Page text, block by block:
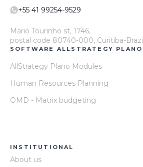
+55 41 99254-9529
Mario Tourinho st, 1746,
postal code 80740-000, Curitiba-Brazil
SOFTWARE ALLSTRATEGY PLANO
AllStrategy Plano Modules
Human Resources Planning
OMD - Matrix budgeting
INSTITUTIONAL
About us